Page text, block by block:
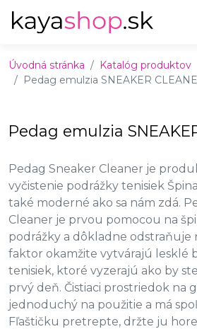
Úvodná stránka
Katalóg produktov
Pedag emulzia SNEAKER
Pedag emulzia
Pedag Sneaker Cleaner je
vyčistenie podrážky tenisiek
také moderné ako sa nám zdá.
Cleaner je prvou pomocou na
podrážky a dôkladne odstraňuje
faktor okamžite vytvárajú lesklé
tenisiek, ktoré vyzerajú ako by
prvý deň. Čistiaci prostriedok na
jednoduchý na použitie a má
Fľaštičku pretrepte, držte ju